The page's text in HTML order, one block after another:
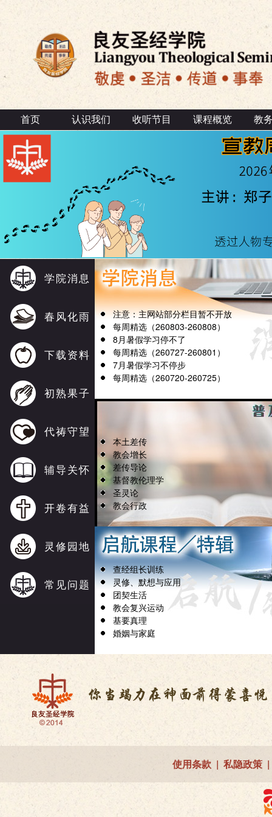
首页 认识我们 收听节目 课程概览 教
学院消息
春风化雨
下载资料
初熟果子
代祷守望
辅导关怀
开卷有益
灵修园地
常见问题
注意：主网站部分栏目暂不开放
每周精选（260803-260808）
8月暑假学习停不了
每周精选（260727-260801）
7月暑假学习不停步
每周精选（260720-260725）
本土差传
教会增长
差传导论
基督教伦理学
圣灵论
教会行政
查经组长训练
灵修、默想与应用
团契生活
教会复兴运动
基要真理
婚姻与家庭
使用条款 | 私隐政策